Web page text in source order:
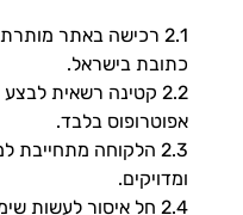
כתובת בישראל.
2.2 קטינה רשאית
אפוטרופוס בלבד.
2.3 הלקוחה מתחייבת
ומדויקים.
2.4 חל איסור לעשות